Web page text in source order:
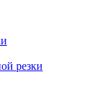
резки